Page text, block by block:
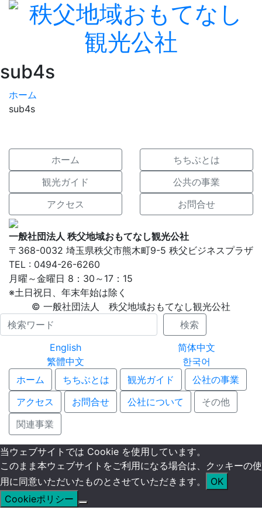
sub4s
ホーム
sub4s
ホーム
ちちぶとは
観光ガイド
公共の事業
アクセス
お問合せ
一般社団法人 秩父地域おもてなし観光公社
〒368-0032 埼玉県秩父市熊木町9-5 秩父ビジネスプラザ
TEL : 0494-26-6260
月曜～金曜日 8：30～17：15
※土日祝日、年末年始は除く
© 一般社団法人 秩父地域おもてなし観光公社
Name
検索
English
简体中文
繁體中文
한국어
ホーム
ちちぶとは 観光ガイド
公社の事業
アクセス
お問合せ 公社について
その他
関連事業
当ウェブサイトでは Cookie を使用しています。
このまま本ウェブサイトをご利用になる場合は、クッキーの使
用に同意いただいたものとさせていただきます。
OK
Cookieポリシー